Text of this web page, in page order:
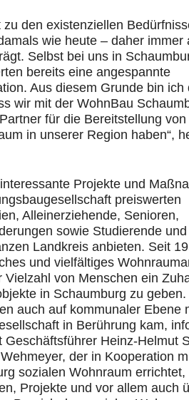
zu den existenziellen
wie heute – daher immer
Selbst bei uns in
bereits eine angespannte
Aus diesem Grunde bin ich
wir mit der WohnBau
für die Bereitstellung von
in unserer Region haben“,
Projekte und
preiswerten
Alleinerziehende, Senioren,
sowie Studierende und
Landkreis anbieten. Seit
und vielfältiges
Vielzahl von Menschen ein
in Schaumburg zu
auch auf kommunaler Ebene
in Berührung kam,
Geschäftsführer Heinz-Helmut
der in Kooperation
sozialen Wohnraum errichtet,
Projekte und vor allem auch